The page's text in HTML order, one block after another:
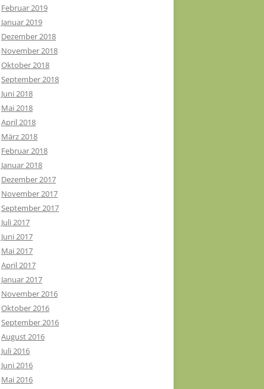
Februar 2019
Januar 2019
Dezember 2018
November 2018
Oktober 2018
September 2018
Juni 2018
Mai 2018
April 2018
März 2018
Februar 2018
Januar 2018
Dezember 2017
November 2017
September 2017
Juli 2017
Juni 2017
Mai 2017
April 2017
Januar 2017
November 2016
Oktober 2016
September 2016
August 2016
Juli 2016
Juni 2016
Mai 2016